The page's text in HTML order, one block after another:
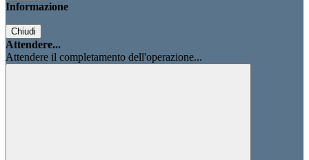
Informazione
Chiudi
Attendere...
Attendere il completamento dell'operazione...